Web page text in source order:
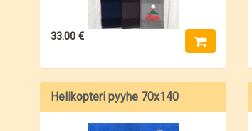
33.00 €
Helikopteri pyyhe 70x140